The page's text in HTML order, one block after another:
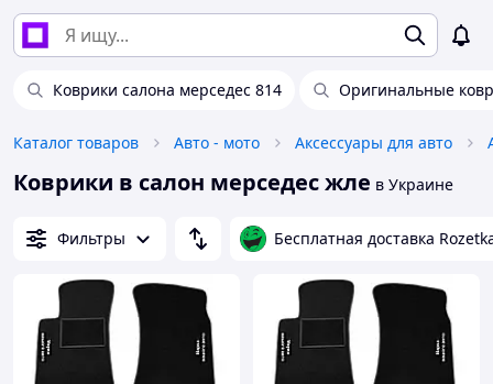
Коврики салона мерседес 814 Оригинальные
Каталог товаров Авто - мото Аксессуары для авто
Коврики в салон мерседес жле в Украине
Фильтры Бесплатная доставка